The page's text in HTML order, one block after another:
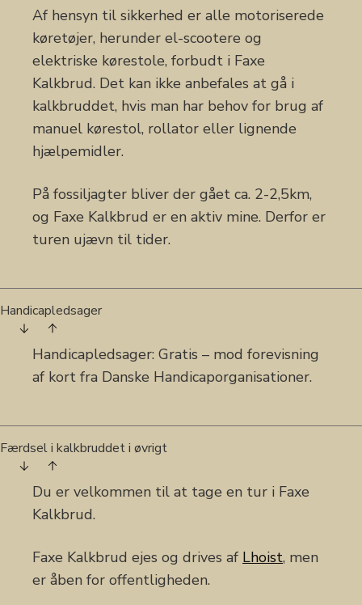
Af hensyn til sikkerhed er alle motoriserede
køretøjer, herunder el-scootere og
elektriske kørestole, forbudt i Faxe
Kalkbrud. Det kan ikke anbefales at gå i
kalkbruddet, hvis man har behov for brug af
manuel kørestol, rollator eller lignende
hjælpemidler.
På fossiljagter bliver der gået ca. 2-2,5km,
og Faxe Kalkbrud er en aktiv mine. Derfor er
turen ujævn til tider.
Handicapledsager
Handicapledsager: Gratis – mod forevisning
af kort fra Danske Handicaporganisationer.
Færdsel i kalkbruddet i øvrigt
Du er velkommen til at tage en tur i Faxe
Kalkbrud.
Faxe Kalkbrud ejes og drives af Lhoist, men
er åben for offentligheden.